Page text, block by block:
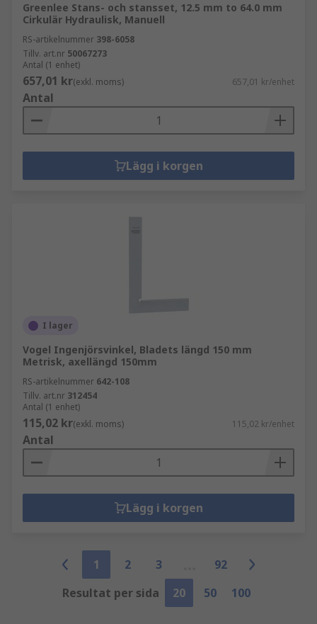
Greenlee Stans- och stansset, 12.5 mm to 64.0 mm
Cirkulär Hydraulisk, Manuell
RS-artikelnummer 398-6058
Tillv. art.nr 50067273
Antal (1 enhet)
657,01 kr(exkl. moms) 657,01 kr/enhet
Antal
Lägg i korgen
I lager
Vogel Ingenjörsvinkel, Bladets längd 150 mm
Metrisk, axellängd 150mm
RS-artikelnummer 642-108
Tillv. art.nr 312454
Antal (1 enhet)
115,02 kr(exkl. moms) 115,02 kr/enhet
Antal
Lägg i korgen
1 2 3
92
Resultat per sida
20 50 100